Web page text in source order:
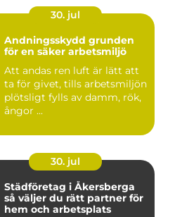
30. jul
Andningsskydd grunden
för en säker arbetsmiljö
Att andas ren luft är lätt att
ta för givet, tills arbetsmiljön
plötsligt fylls av damm, rök,
ångor ...
30. jul
Städföretag i Åkersberga
så väljer du rätt partner för
hem och arbetsplats